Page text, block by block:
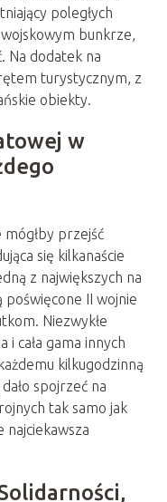
poległych
bunkrze,
Na dodatek na
turystycznym, z
obiekty.
w
mógłby przejść
się kilkanaście
z największych na
poświęcone II wojnie
Niezwykłe
cała gama innych
kilkugodzinną
spojrzeć na
tak samo jak